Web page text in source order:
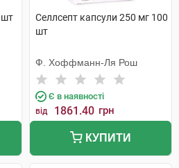
шт
Селлсепт капсули 250 мг 100
шт
Ф. Хоффманн-Ля Рош
Є в наявності
від 1861.40 грн
КУПИТИ